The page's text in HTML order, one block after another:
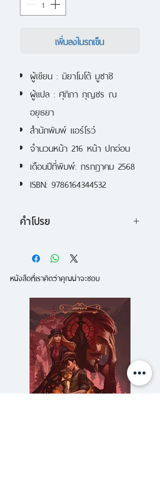
เพิ่มลงในรถเข็น
ผู้เขียน : มิยาโมโต้ มูซาชิ
ผู้แปล : ศุภิภา กุญชร ณ
อยุธยา
สำนักพิมพ์ แอร์โรว์
จำนวนหน้า 216 หน้า ปกอ่อน
เดือนปีที่พิมพ์: กรกฎาคม 2568
ISBN: 9786164344532
คำโปรย
มิยาโมโต้ มูซาชิ นักรบผู้ไม่เคยแพ้
พ่าย ซามูไรไร้สังกัด และอาจารย์ที่
ไม่ขึ้นกับสำนักใด ตำราพิชัยสงคราม
ประจำตระกูล เขียนขึ้นในปี 1632
โดย ยางิว มุเนโนริ นักรบผู้แกล้ว
กล้า ที่ปรึกษาของโชกุนและหัวหน้า
ของหน่วยสืบราชการลับ นักเขียนทั้ง
สองเป็นนักต่อสู้มืออาชีพที่เกิดมา
หนังสือที่เราคิดว่าคุณน่าจะชอบ